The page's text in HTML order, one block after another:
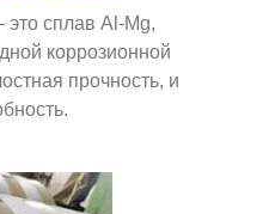
сплав Al-Mg,
коррозионной
прочность, и